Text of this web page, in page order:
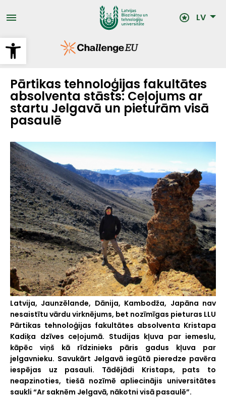
Open toolbar
uz
galveno LV
Pārtikas tehnoloģijas fakultātes
absolventa stāsts: Ceļojums ar
startu Jelgavā un pieturām visā
pasaulē
Latvija, Jaunzēlande, Dānija, Kambodža, Japāna nav
nesaistītu vārdu virknējums, bet nozīmīgas pieturas LLU
Pārtikas tehnoloģijas fakultātes absolventa Kristapa
Kadiķa dzīves ceļojumā. Studijas kļuva par iemeslu,
kāpēc viņš kā rīdzinieks pāris gadus kļuva par
jelgavnieku. Savukārt Jelgavā iegūtā pieredze pavēra
iespējas uz pasauli. Tādējādi Kristaps, pats to
neapzinoties, tiešā nozīmē apliecinājis universitātes
saukli “Ar saknēm Jelgavā, nākotni visā pasaulē”.